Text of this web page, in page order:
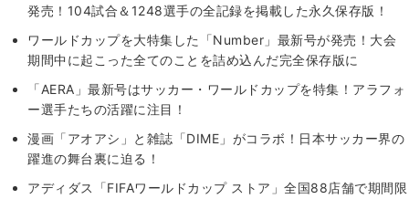
発売！104試合＆1248選手の全記録を掲載した永久保存版！
ワールドカップを大特集した「Number」最新号が発売！大会
期間中に起こった全てのことを詰め込んだ完全保存版に
「AERA」最新号はサッカー・ワールドカップを特集！アラフォ
ー選手たちの活躍に注目！
漫画「アオアシ」と雑誌「DIME」がコラボ！日本サッカー界の
躍進の舞台裏に迫る！
アディダス「FIFAワールドカップ ストア」全国88店舗で期間限